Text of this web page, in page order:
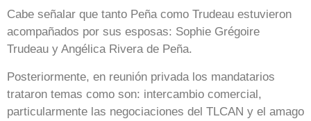
Cabe señalar que tanto Peña como Trudeau estuvieron
acompañados por sus esposas: Sophie Grégoire
Trudeau y Angélica Rivera de Peña.
Posteriormente, en reunión privada los mandatarios
trataron temas como son: intercambio comercial,
particularmente las negociaciones del TLCAN y el amago